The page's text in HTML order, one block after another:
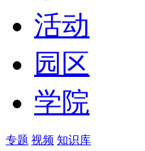
活动
园区
学院
专题 视频 知识库